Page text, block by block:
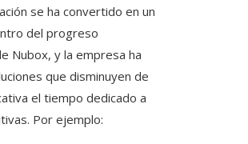
se ha convertido en un
del progreso
Nubox, y la empresa ha
que disminuyen de
el tiempo dedicado a
Por ejemplo: